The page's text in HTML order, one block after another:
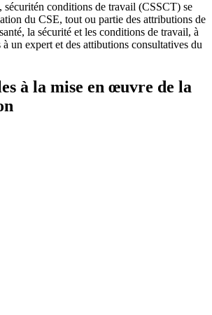
sécuritén conditions de travail (CSSCT) se
du CSE, tout ou partie des attributions de
la sécurité et les conditions de travail, à
un expert et des attibutions consultatives du
à la mise en œuvre de la